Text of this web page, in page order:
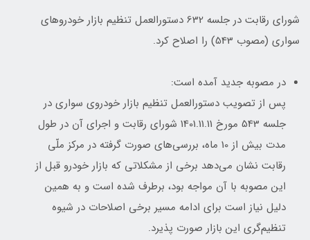
شورای رقابت در جلسه 632 دستورالعمل تنظیم بازار خودروهای
سواری (مصوب 543) را اصلاح کرد.
در مصوبه جدید آمده است:
پس از تصویب دستورالعمل تنظیم بازار خودروی سواری در
جلسه 543 مورخ 1401.11.11 شورای رقابت و اجرای آن در طول
مدت بیش از 10 ماه، بررسی‌های صورت گرفته در مرکز ملّی
رقابت نشان می‌دهد برخی از مشکلاتی که بازار خودرو قبل از
این مصوبه با آن مواجه بود، برطرف شده است و به همین
دلیل نیاز است برای ادامه مسیر برخی اصلاحات در شیوه
تنظیم‌گری این بازار صورت پذیرد.